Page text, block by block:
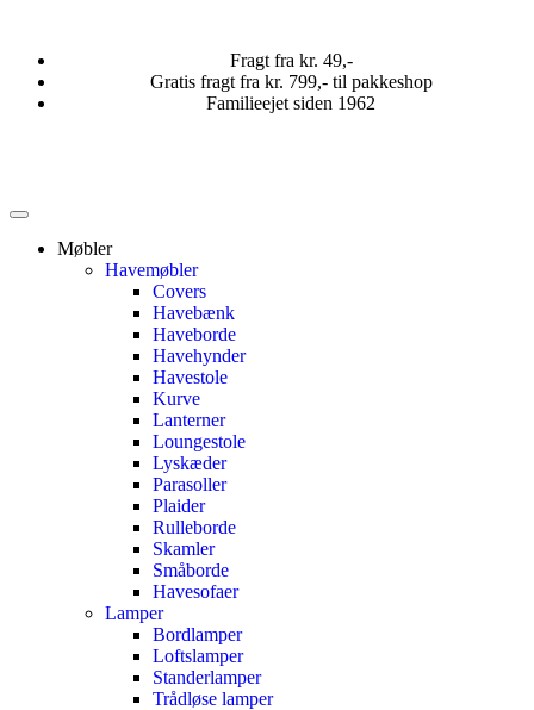
Fragt fra kr. 49,-
Gratis fragt fra kr. 799,- til pakkeshop
Familieejet siden 1962
Møbler
Havemøbler
Covers
Havebænk
Haveborde
Havehynder
Havestole
Kurve
Lanterner
Loungestole
Lyskæder
Parasoller
Plaider
Rulleborde
Skamler
Småborde
Havesofaer
Lamper
Bordlamper
Loftslamper
Standerlamper
Trådløse lamper